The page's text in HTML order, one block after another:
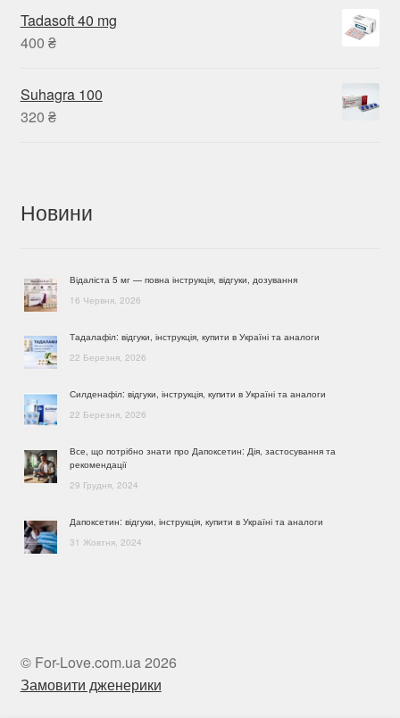
710 ₴.
Tadasoft 40 mg
400 ₴
Suhagra 100
320 ₴
Новини
Відаліста 5 мг — повна інструкція, відгуки, дозування
16 Червня, 2026
Тадалафіл: відгуки, інструкція, купити в Україні та аналоги
22 Березня, 2026
Силденафіл: відгуки, інструкція, купити в Україні та аналоги
22 Березня, 2026
Все, що потрібно знати про Дапоксетин: Дія, застосування та
рекомендації
29 Грудня, 2024
Дапоксетин: відгуки, інструкція, купити в Україні та аналоги
31 Жовтня, 2024
© For-Love.com.ua 2026
Замовити дженерики